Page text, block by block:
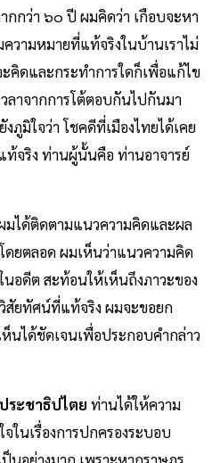
กกว่า ๖๐ ปี ผมคิดว่า เกือบจะหา
วามหมายที่แท้จริงในบ้านเราไม่
คิดและกระทําการใดก็เพื่อแก้ไข
ลาจากการโต้ตอบกันไปกันมา
ภูมิใจว่า โชคดีที่เมืองไทยได้เคย
จริง ท่านผู้นั้นคือ ท่านอาจารย์
มได้ติดตามแนวความคิดและผล
ดยตลอด ผมเห็นว่าแนวความคิด
อดีต สะท้อนให้เห็นถึงภาวะของ
สัยทัศน์ที่แท้จริง ผมจะขอยก
นได้ชัดเจนเพื่อประกอบคํากล่าว
ระชาธิปไตย ท่านได้ให้ความ
ในเรื่องการปกครองระบอบ